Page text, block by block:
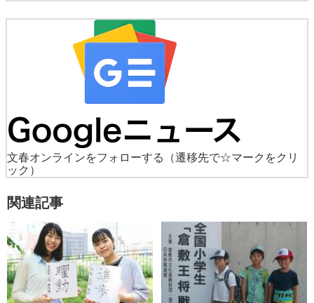
文春オンラインをフォローする
（遷移先で☆マークをクリ
ック）
関連記事